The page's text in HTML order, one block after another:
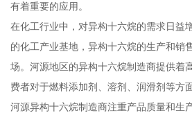
有着重要的应用。
在化工行业中，对异构十六烷的需求日益
的化工产业基地，异构十六烷的生产和销
场。河源地区的异构十六烷制造商提供着
费者对于燃料添加剂、溶剂、润滑剂等方
河源异构十六烷制造商注重产品质量和生